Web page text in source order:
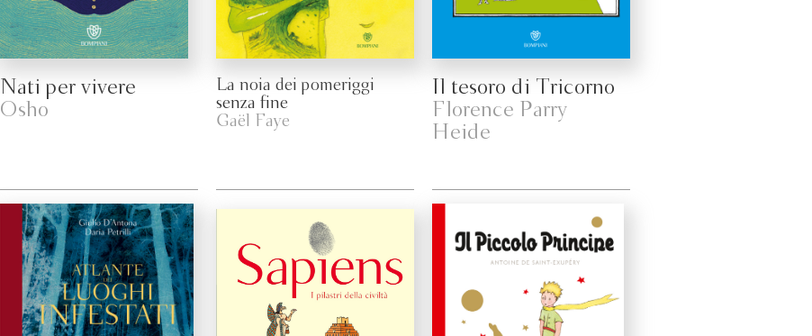
Nati per vivere
Osho
La noia dei pomeriggi
senza fine
Gaël Faye
Il tesoro di Tricorno
Florence Parry
Heide